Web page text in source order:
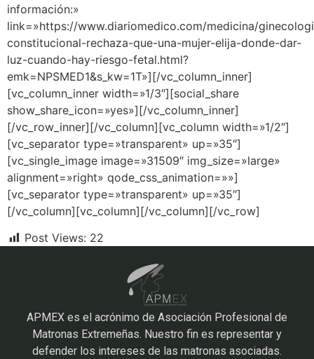
información:»
link=»https://www.diariomedico.com/medicina/
constitucional-rechaza-que-una-mujer-elija-donde-dar-
luz-cuando-hay-riesgo-fetal.html?
emk=NPSMED1&s_kw=1T»][/vc_column_inner]
[vc_column_inner width=»1/3″][social_share
show_share_icon=»yes»][/vc_column_inner]
[/vc_row_inner][/vc_column][vc_column width=»1/2″]
[vc_separator type=»transparent» up=»35″]
[vc_single_image image=»31509″ img_size=»large»
alignment=»right» qode_css_animation=»»]
[vc_separator type=»transparent» up=»35″]
[/vc_column][vc_column][/vc_column][/vc_row]
Post Views: 22
APMEX es el acrónimo de Asociación Profesional de
Matronas Extremeñas. Nuestro fin es representar y
defender los intereses de las matronas asociadas.